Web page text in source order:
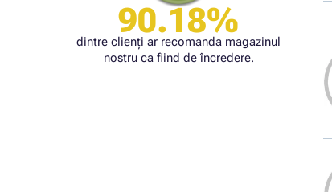
90.18%
dintre clienți ar recomanda magazinul
nostru ca fiind de încredere.